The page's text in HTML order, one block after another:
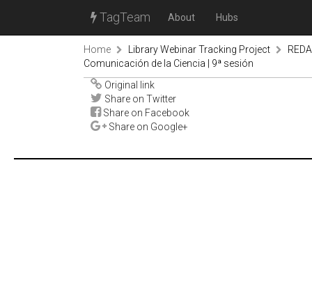
TagTeam About Hubs
Home Library Webinar Tracking Project
Comunicación de la Ciencia | 9ª sesión
Original link
Share on Twitter
Share on Facebook
Share on Google+